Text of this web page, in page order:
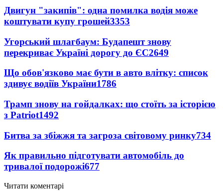
Двигун "закипів": одна помилка водія може
коштувати купу грошей3353
Угорський шлагбаум: Будапешт знову
перекриває Україні дорогу до ЄС2649
Що обов'язково має бути в авто влітку: список
здивує водіїв України1786
Трамп знову на гойдалках: що стоїть за історією
з Patriot1492
Битва за збіжжя та загроза світовому ринку734
Як правильно підготувати автомобіль до
тривалої подорожі677
Читати коментарі